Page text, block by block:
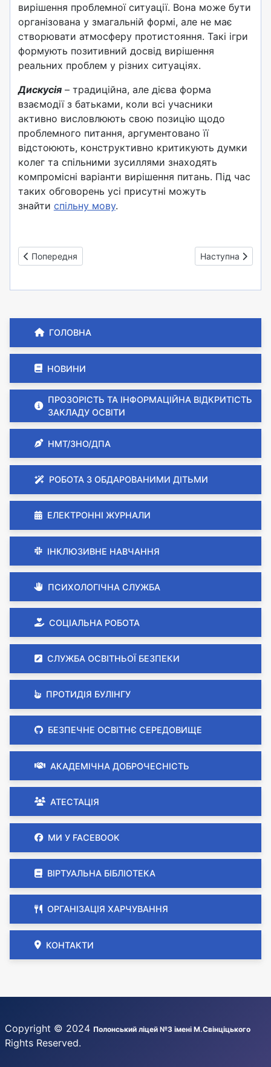
ГОЛОВНА
НОВИНИ
ПРОЗОРІСТЬ ТА ІНФОРМАЦІЙНА ВІДКРИТІСТЬ
ЗАКЛАДУ ОСВІТИ
НМТ/ЗНО/ДПА
РОБОТА З ОБДАРОВАНИМИ ДІТЬМИ
ЕЛЕКТРОННІ ЖУРНАЛИ
ІНКЛЮЗИВНЕ НАВЧАННЯ
ПСИХОЛОГІЧНА СЛУЖБА
СОЦІАЛЬНА РОБОТА
СЛУЖБА ОСВІТНЬОЇ БЕЗПЕКИ
ПРОТИДІЯ БУЛІНГУ
БЕЗПЕЧНЕ ОСВІТНЄ СЕРЕДОВИЩЕ
АКАДЕМІЧНА ДОБРОЧЕСНІСТЬ
АТЕСТАЦІЯ
МИ У FACEBOOK
ВІРТУАЛЬНА БІБЛІОТЕКА
ОРГАНІЗАЦІЯ ХАРЧУВАННЯ
КОНТАКТИ
вирішення проблемної ситуації. Вона може бути
організована у змагальній формі, але не має
створювати атмосферу протистояння. Такі ігри
формують позитивний досвід вирішення
реальних проблем у різних ситуаціях.
Дискусія– традиційна, але дієва форма
взаємодії з батьками, коли всі учасники
активно висловлюють свою позицію щодо
проблемного питання, аргументовано її
відстоюють, конструктивно критикують думки
колег та спільними зусиллями знаходять
компромісні варіанти вирішення питань. Під час
таких обговорень усі присутні можуть
знайти спільну мову.
Попередня стаття: Поради батькам першокласників
Попередня Наступна
Наступна
Copyright © 2024 Полонський ліцей №3 імені М.Свінціцького
Rights Reserved.